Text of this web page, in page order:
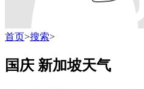
首页>搜索>
国庆 新加坡天气